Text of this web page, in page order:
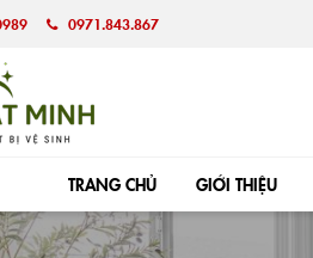
0971.843.867
TRANG CHỦ GIỚI THIỆU